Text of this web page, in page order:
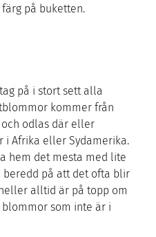
på buketten.
på i stort sett alla
kommer från
odlas där eller
i Afrika eller Sydamerika.
hem det mesta med lite
på att det ofta blir
alltid är på topp om
som inte är i